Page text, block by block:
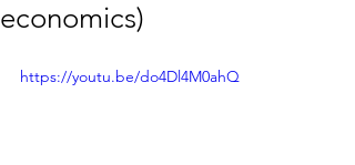
economics)
https://youtu.be/do4Dl4M0ahQ